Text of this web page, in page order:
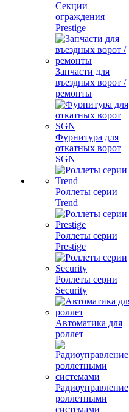
Секции
ограждения
Prestige
Запчасти для
въездных ворот /
ремонты
Фурнитура для
откатных ворот
SGN
Роллеты серии
Trend
Роллеты серии
Prestige
Роллеты серии
Security
Автоматика для
роллет
Радиоуправление
роллетными
системами